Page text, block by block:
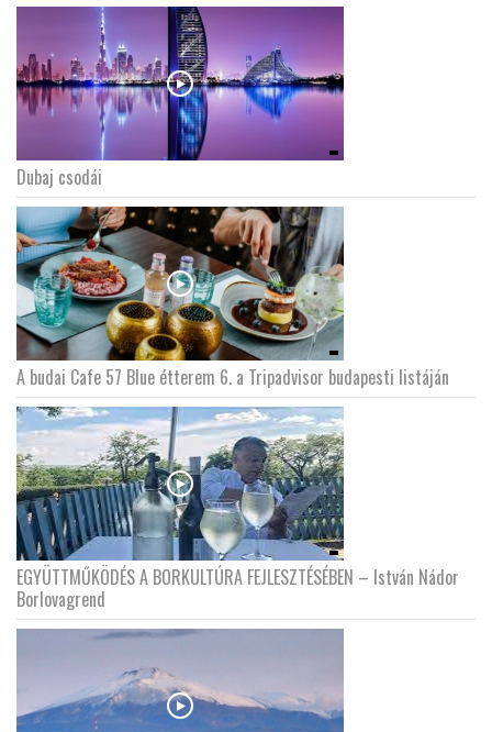
LINKTR.EE
GLOBOZSARU
DOBRAVERO.HU
LATIMO.HU
GLOBOBOOK
Dubaj csodái
A budai Cafe 57 Blue étterem 6. a Tripadvisor budapesti listáján
EGYÜTTMŰKÖDÉS A BORKULTÚRA FEJLESZTÉSÉBEN – István Nádor
Borlovagrend